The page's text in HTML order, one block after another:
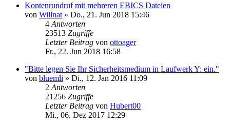
Kontenrundruf mit mehreren EBICS Dateien
von Willnat » Do., 21. Jun 2018 15:46
4 Antworten
23513 Zugriffe
Letzter Beitrag von ottoager
Fr., 22. Jun 2018 16:58
"Bitte legen Sie Ihr Sicherheitsmedium in Laufwerk Y: ein."
von bluemli » Di., 12. Jan 2016 11:09
2 Antworten
21256 Zugriffe
Letzter Beitrag von Hubert00
Mi., 06. Dez 2017 12:29